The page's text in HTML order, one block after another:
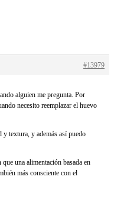
#13979
alguien me pregunta. Por
necesito reemplazar el huevo
y textura, y además así puedo
una alimentación basada en
más consciente con el